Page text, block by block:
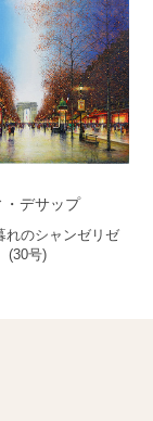
・デサップ
れのシャンゼリゼ
(30号)